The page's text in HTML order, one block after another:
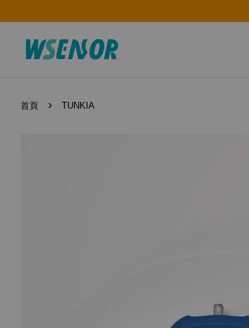
首頁 › TUNKIA